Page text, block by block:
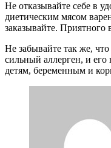
Не отказывайте себе в
диетическим мясом
заказывайте. Приятного
Не забывайте так же,
сильный аллерген, и его
детям, беременным и